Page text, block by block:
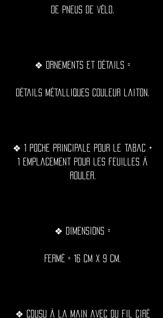
de pneus de vélo.
❖ Ornements et détails =
Détails métalliques couleur laiton.
❖ 1 poche principale pour le tabac +
1 emplacement pour les feuilles à
rouler.
❖ Dimensions =
Fermé = 16 cm x 9 cm.
❖ Cousu à la main avec du fil ciré